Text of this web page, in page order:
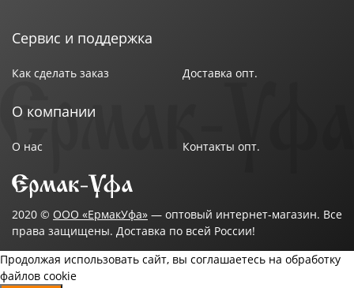
Сервис и поддержка
Как сделать заказ Доставка опт.
О компании
О нас Контакты опт.
2020 © ООО «ЕрмакУфа» — оптовый интернет-магазин. Все
права защищены. Доставка по всей России!
Продолжая использовать сайт, вы соглашаетесь на обработку
файлов cookie